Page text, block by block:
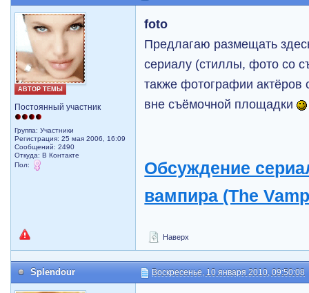
АВТОР ТЕМЫ
Постоянный участник
Группа: Участники
Регистрация: 25 мая 2006, 16:09
Сообщений: 2490
Откуда: В Контакте
Пол:
foto
Предлагаю размещать
сериалу (стиллы, фото со
также фотографии актёров
вне съёмочной площадки
Обсуждение
вампира (The
Наверх
Splendour Воскресенье, 10 января 2010, 09:50:08